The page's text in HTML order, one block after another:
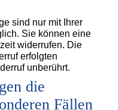
sind nur mit Ihrer
Sie können eine
widerrufen. Die
erfolgten
unberührt.
die
Fällen